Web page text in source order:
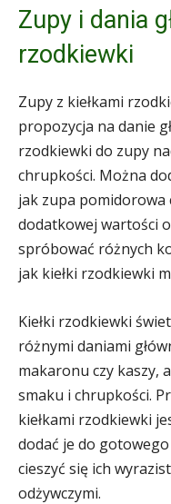
Zupy i dania
rzodkiewki
Zupy z kiełkami
propozycja na danie
rzodkiewki do zupy
chrupkości. Można
jak zupa pomidorowa
dodatkowej wartości
spróbować różnych
jak kiełki rzodkiewki
Kiełki rzodkiewki
różnymi daniami
makaronu czy kaszy,
smaku i chrupkości.
kiełkami rzodkiewki
dodać je do
cieszyć się ich
odżywczymi.